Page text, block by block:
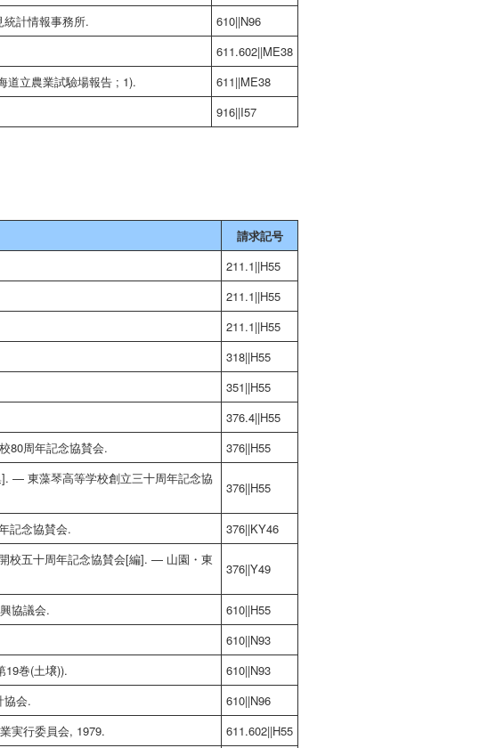
計情報事務所.
610||N96
611.602||ME38
立農業試驗場報告 ; 1).
611||ME38
916||I57
請求記号
211.1||H55
211.1||H55
211.1||H55
318||H55
351||H55
376.4||H55
80周年記念協賛会.
376||H55
— 東藻琴高等学校創立三十周年記念協
376||H55
記念協賛会.
376||KY46
校五十周年記念協賛会[編]. — 山園・東
376||Y49
協議会.
610||H55
610||N93
巻(土壌)).
610||N93
協会.
610||N96
実行委員会, 1979.
611.602||H55